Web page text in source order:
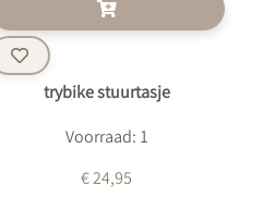
trybike stuurtasje
Voorraad: 1
€ 24,95